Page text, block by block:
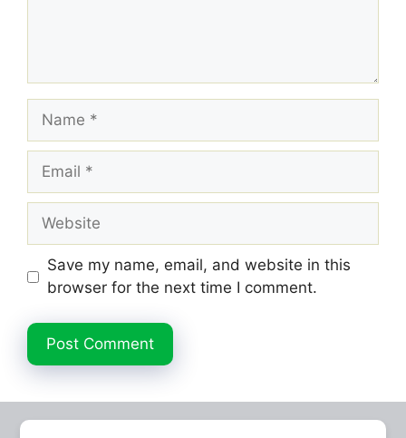
Name
Email
Website
Save my name, email, and website in this
browser for the next time I comment.